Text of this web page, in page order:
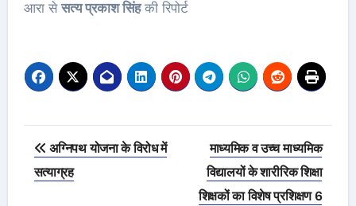
आरा सेसत्य प्रकाश सिंहकी रिपोर्ट
Post
navigation
अग्निपथ योजना के विरोध में
सत्याग्रह
माध्यमिक व उच्च माध्यमिक
विद्यालयों के शारीरिक शिक्षा
शिक्षकों का विशेष प्रशिक्षण 6